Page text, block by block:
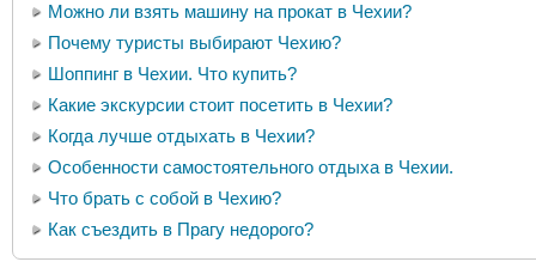
Можно ли взять машину на прокат в Чехии?
Почему туристы выбирают Чехию?
Шоппинг в Чехии. Что купить?
Какие экскурсии стоит посетить в Чехии?
Когда лучше отдыхать в Чехии?
Особенности самостоятельного отдыха в Чехии.
Что брать с собой в Чехию?
Как съездить в Прагу недорого?